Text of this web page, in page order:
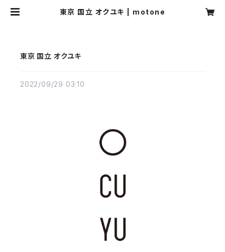
東京 国立 オクユキ | motone
東京 国立 オクユキ
2022/09/29 03:10